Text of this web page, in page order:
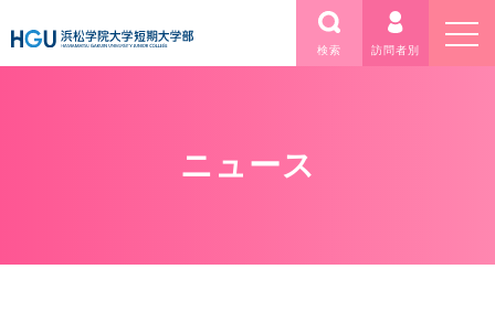
検索 訪問者別
ニュース